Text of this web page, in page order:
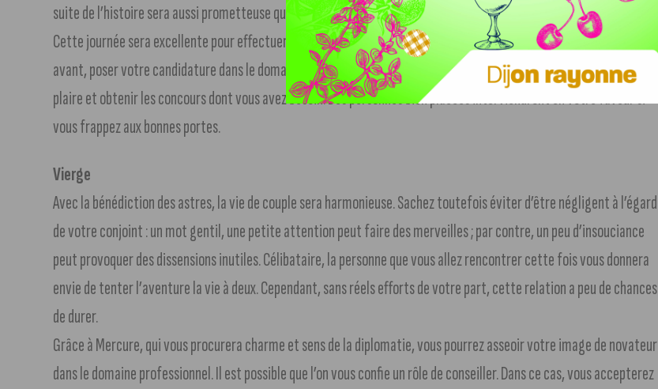
suite de l’histoire sera aussi prometteuse que ses débuts.
Cette journée sera excellente pour effectuer des démarches dans le cadre de votre métier, mettre vos atouts en
avant, poser votre candidature dans le domaine qui vous intéresse. Soutenu par Mars en bel aspect, vous saurez
plaire et obtenir les concours dont vous avez besoin. Des personnes bien placées interviendront en votre faveur si
vous frappez aux bonnes portes.
Vierge
Avec la bénédiction des astres, la vie de couple sera harmonieuse. Sachez toutefois éviter d’être négligent à l’égard
de votre conjoint : un mot gentil, une petite attention peut faire des merveilles ; par contre, un peu d’insouciance
peut provoquer des dissensions inutiles. Célibataire, la personne que vous allez rencontrer cette fois vous donnera
envie de tenter l’aventure la vie à deux. Cependant, sans réels efforts de votre part, cette relation a peu de chances
de durer.
Grâce à Mercure, qui vous procurera charme et sens de la diplomatie, vous pourrez asseoir votre image de novateur
dans le domaine professionnel. Il est possible que l’on vous confie un rôle de conseiller. Dans ce cas, vous accepterez